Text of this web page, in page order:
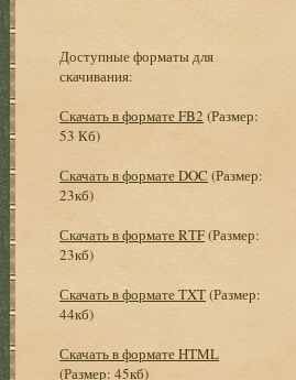
Доступные форматы для
скачивания:
Скачать в формате FB2 (Размер:
53 Кб)
Скачать в формате DOC (Размер:
23кб)
Скачать в формате RTF(Размер:
23кб)
Скачать в формате TXT(Размер:
44кб)
Скачать в формате HTML
(Размер: 45кб)